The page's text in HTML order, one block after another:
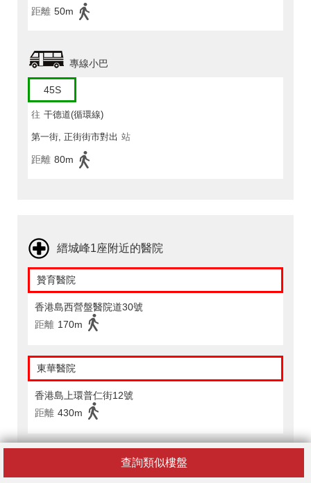
查詢類似樓盤
距離 50m
專線小巴
45S
往 干德道(循環線)
第一街, 正街街市對出 站
距離 80m
縉城峰1座附近的醫院
贊育醫院
香港島西營盤醫院道30號
距離 170m
東華醫院
香港島上環普仁街12號
距離 430m
縉城峰1座附近的配套設施